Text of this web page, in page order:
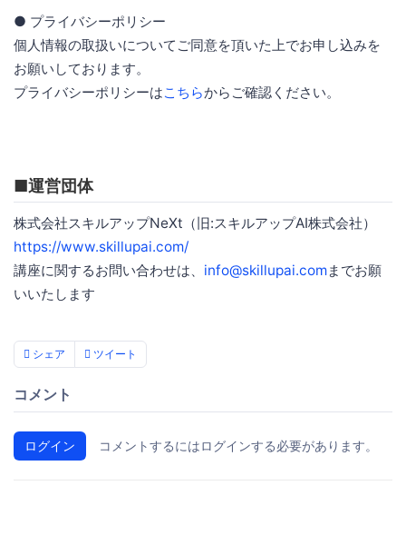
● プライバシーポリシー
個人情報の取扱いについてご同意を頂いた上でお申し込みを
お願いしております。
プライバシーポリシーはこちらからご確認ください。
■運営団体
株式会社スキルアップNeXt（旧:スキルアップAI株式会社）
https://www.skillupai.com/
講座に関するお問い合わせは、 info@skillupai.comまでお願
いいたします
シェア ツイート
コメント
ログイン コメントするにはログインする必要があります。